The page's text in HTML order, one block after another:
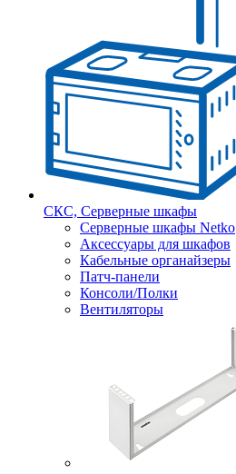
СКС, Серверные шкафы
Серверные шкафы Netko
Аксессуары для шкафов
Кабельные органайзеры
Патч-панели
Консоли/Полки
Вентиляторы